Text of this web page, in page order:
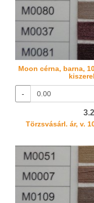
Moon cérna, barna,
-
Törzsvásárl. ár, v.